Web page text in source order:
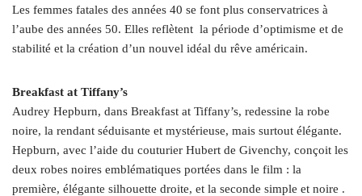
Les femmes fatales des années 40 se font plus conservatrices à
l’aube des années 50. Elles reflètent la période d’optimisme et de
stabilité et la création d’un nouvel idéal du rêve américain.
Breakfast at Tiffany’s
Audrey Hepburn, dans Breakfast at Tiffany’s, redessine la robe
noire, la rendant séduisante et mystérieuse, mais surtout élégante.
Hepburn, avec l’aide du couturier Hubert de Givenchy, conçoit les
deux robes noires emblématiques portées dans le film : la
première, élégante silhouette droite, et la seconde simple et noire .